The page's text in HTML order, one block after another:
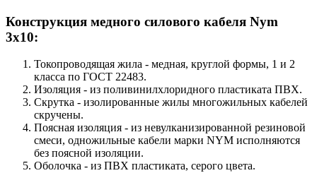
Конструкция медного силового кабеля Nym
3x10:
Токопроводящая жила - медная, круглой формы, 1 и 2
класса по ГОСТ 22483.
Изоляция - из поливинилхлоридного пластиката ПВХ.
Скрутка - изолированные жилы многожильных кабелей
скручены.
Поясная изоляция - из невулканизированной резиновой
смеси, одножильные кабели марки NYM исполняются
без поясной изоляции.
Оболочка - из ПВХ пластиката, серого цвета.